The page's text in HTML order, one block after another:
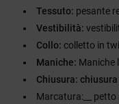
Tessuto: pesante
Vestibilità:
Collo: colletto in
Maniche: Maniche
Chiusura:
Marcatura:__